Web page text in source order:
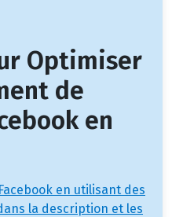
Optimiser
de
en
en utilisant des
la description et les